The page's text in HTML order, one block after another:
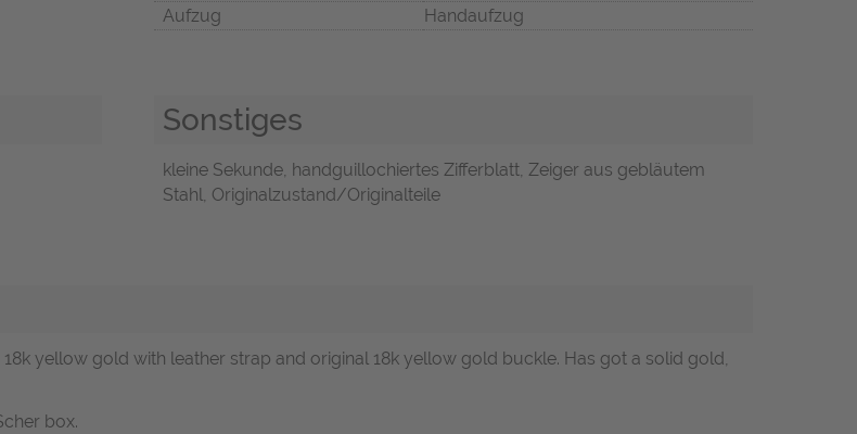
Aufzug
Handaufzug
Sonstiges
kleine Sekunde, handguillochiertes Zifferblatt, Zeiger aus gebläutem
Stahl, Originalzustand/Originalteile
yellow gold with leather strap and original 18k yellow gold buckle. Has got a solid gold,
box.